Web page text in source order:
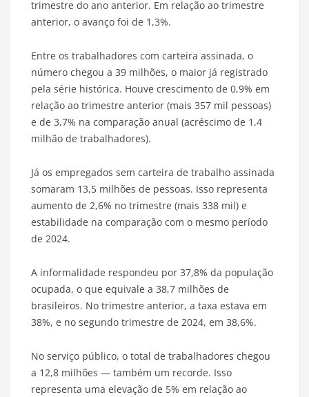
trimestre do ano anterior. Em relação ao trimestre
anterior, o avanço foi de 1,3%.
Entre os trabalhadores com carteira assinada, o
número chegou a 39 milhões, o maior já registrado
pela série histórica. Houve crescimento de 0,9% em
relação ao trimestre anterior (mais 357 mil pessoas)
e de 3,7% na comparação anual (acréscimo de 1,4
milhão de trabalhadores).
Já os empregados sem carteira de trabalho assinada
somaram 13,5 milhões de pessoas. Isso representa
aumento de 2,6% no trimestre (mais 338 mil) e
estabilidade na comparação com o mesmo período
de 2024.
A informalidade respondeu por 37,8% da população
ocupada, o que equivale a 38,7 milhões de
brasileiros. No trimestre anterior, a taxa estava em
38%, e no segundo trimestre de 2024, em 38,6%.
No serviço público, o total de trabalhadores chegou
a 12,8 milhões — também um recorde. Isso
representa uma elevação de 5% em relação ao